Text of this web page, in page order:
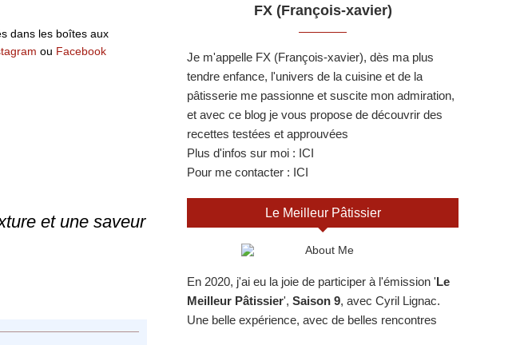
dans les boîtes aux
ou Facebook
et une saveur
FX (François-xavier)
Je m'appelle FX (François-xavier), dès ma plus
tendre enfance, l'univers de la cuisine et de la
pâtisserie me passionne et suscite mon admiration,
et avec ce blog je vous propose de découvrir des
recettes testées et approuvées
Plus d'infos sur moi : ICI
Pour me contacter : ICI
Le Meilleur Pâtissier
En 2020, j'ai eu la joie de participer à l'émission 'Le
Meilleur Pâtissier', Saison 9, avec Cyril Lignac.
Une belle expérience, avec de belles rencontres